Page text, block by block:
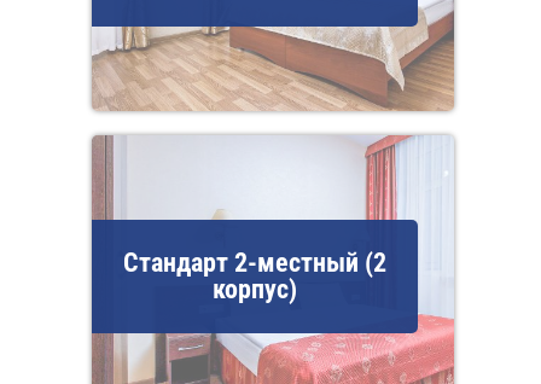
Стандарт 2-местный (2
корпус)